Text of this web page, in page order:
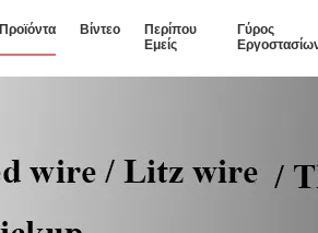
Προϊόντα Βίντεο
Περίπου
Εμείς
Γύρος